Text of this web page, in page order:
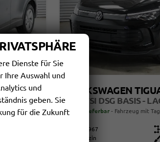
VOLKSWAGEN
1,5 ETSI DSG BASIS -
sofort lieferbar Fahrzeug mit
863967
Benzin
Dienste für Sie
Ihre Auswahl und
und
geben. Sie
für die Zukunft